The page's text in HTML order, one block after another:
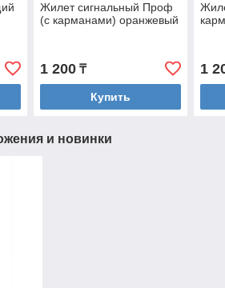
Жилет сигнальный Проф
(с карманами) оранжевый
1 200₸
Купить
1
и новинки